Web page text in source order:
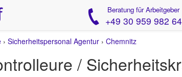
Beratung für Arbeitgeber
+49 30 959 982
› Sicherheitspersonal Agentur › Chemnitz
/